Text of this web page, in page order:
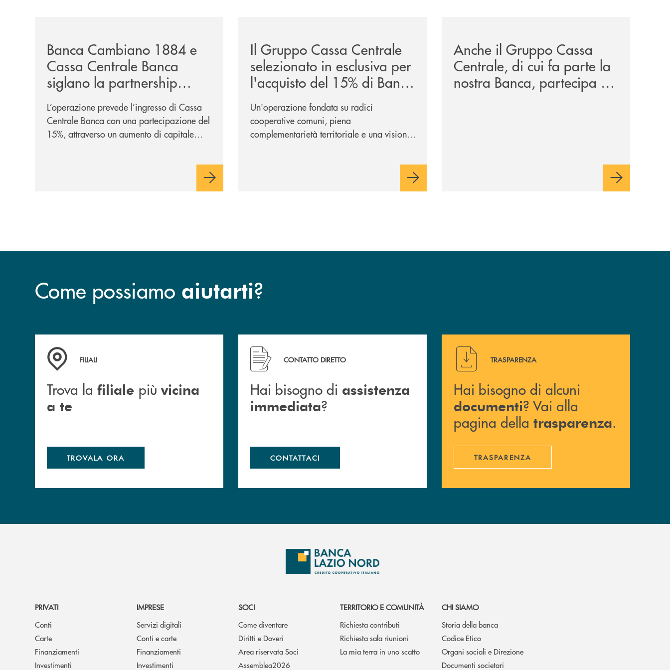
Banca Cambiano 1884 e
Cassa Centrale Banca
siglano la partnership
strategica
L’operazione prevede l’ingresso di Cassa
Centrale Banca con una partecipazione del
15%, attraverso un aumento di capitale
sulla condivisione di valori comuni e sulla
prossimità ai territori, per ampliare l’offerta
Il Gruppo Cassa Centrale
selezionato in esclusiva per
l'acquisto del 15% di Banca
Cambiano 1884
Un'operazione fondata su radici
cooperative comuni, piena
complementarietà territoriale e una visione
Anche il Gruppo Cassa
Centrale, di cui fa parte la
nostra Banca, partecipa a
EUR.BANK, il progetto di
Come possiamo aiutarti?
Trova la filiale più vicina a te
FILIALI
Trova la filiale più vicina
a te
TROVALA ORA
Hai bisogno di assistenza immediata ?
CONTATTO DIRETTO
Hai bisogno di assistenza
immediata?
CONTATTACI
Hai bisogno di alcuni documenti ? Vai alla pagina della
TRASPARENZA
Hai bisogno di alcuni
documenti? Vai alla
pagina della trasparenza.
TRASPARENZA
PRIVATI
Conti
Carte
Finanziamenti
Investimenti
IMPRESE
Servizi digitali
Conti e carte
Finanziamenti
Investimenti
SOCI
Come diventare
Diritti e Doveri
Area riservata Soci
Assemblea2026
TERRITORIO E COMUNITÀ
Richiesta contributi
Richiesta sala riunioni
La mia terra in uno scatto
CHI SIAMO
Storia della banca
Codice Etico
Organi sociali e Direzione
Documenti societari